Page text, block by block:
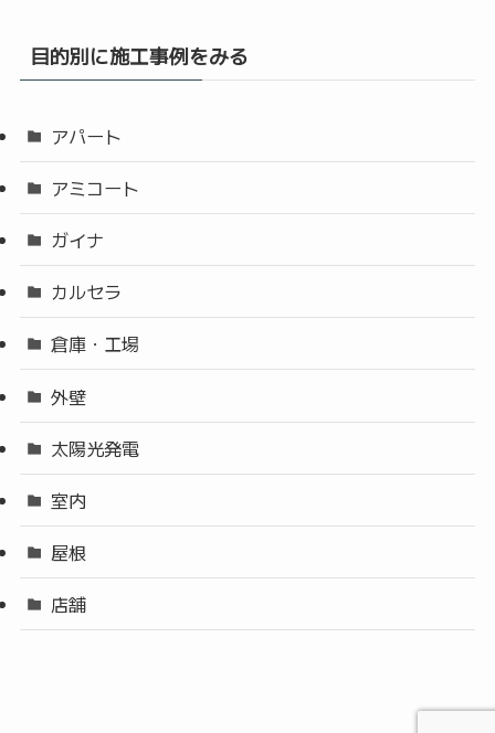
目的別に施工事例をみる
アパート
アミコート
ガイナ
カルセラ
倉庫・工場
外壁
太陽光発電
室内
屋根
店舗